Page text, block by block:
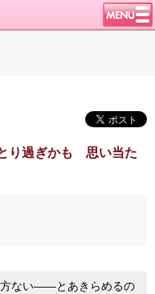
り過ぎかも 思い当た
ない――とあきらめるの